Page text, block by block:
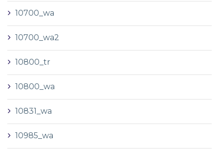
10700_wa
10700_wa2
10800_tr
10800_wa
10831_wa
10985_wa